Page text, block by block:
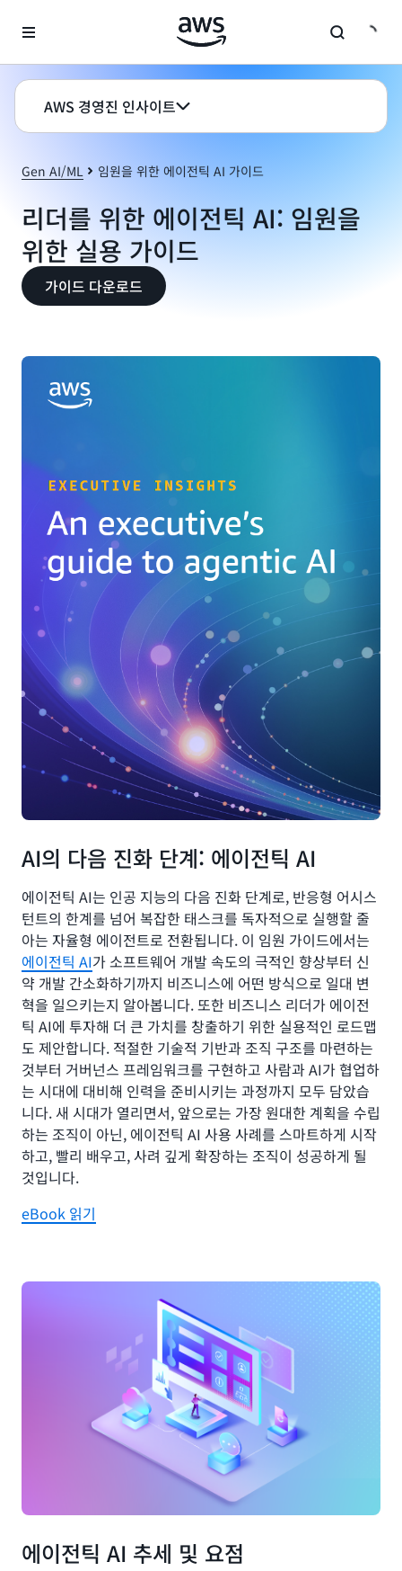
AWS 경영진 인사이트
Gen AI/ML 임원을 위한 에이전틱 AI 가이드
리더를 위한 에이전틱 AI: 임원을
위한 실용 가이드
가이드 다운로드
AI의 다음 진화 단계: 에이전틱 AI
에이전틱 AI는 인공 지능의 다음 진화 단계로, 반응형 어시스
턴트의 한계를 넘어 복잡한 태스크를 독자적으로 실행할 줄
아는 자율형 에이전트로 전환됩니다. 이 임원 가이드에서는
에이전틱 AI가 소프트웨어 개발 속도의 극적인 향상부터 신
약 개발 간소화하기까지 비즈니스에 어떤 방식으로 일대 변
혁을 일으키는지 알아봅니다. 또한 비즈니스 리더가 에이전
틱 AI에 투자해 더 큰 가치를 창출하기 위한 실용적인 로드맵
도 제안합니다. 적절한 기술적 기반과 조직 구조를 마련하는
것부터 거버넌스 프레임워크를 구현하고 사람과 AI가 협업하
는 시대에 대비해 인력을 준비시키는 과정까지 모두 담았습
니다. 새 시대가 열리면서, 앞으로는 가장 원대한 계획을 수립
하는 조직이 아닌, 에이전틱 AI 사용 사례를 스마트하게 시작
하고, 빨리 배우고, 사려 깊게 확장하는 조직이 성공하게 될
것입니다.
eBook 읽기
에이전틱 AI 추세 및 요점